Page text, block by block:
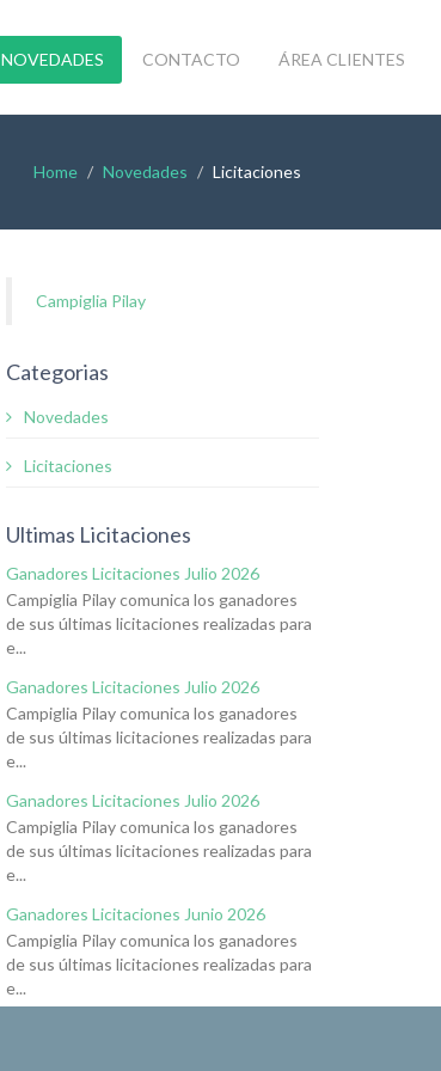
NOVEDADES CONTACTO ÁREA CLIENTES
Home Novedades Licitaciones
Campiglia Pilay
Categorias
Novedades
Licitaciones
Ultimas Licitaciones
Ganadores Licitaciones Julio 2026
Campiglia Pilay comunica los ganadores
de sus últimas licitaciones realizadas para
e...
Ganadores Licitaciones Julio 2026
Campiglia Pilay comunica los ganadores
de sus últimas licitaciones realizadas para
e...
Ganadores Licitaciones Julio 2026
Campiglia Pilay comunica los ganadores
de sus últimas licitaciones realizadas para
e...
Ganadores Licitaciones Junio 2026
Campiglia Pilay comunica los ganadores
de sus últimas licitaciones realizadas para
e...